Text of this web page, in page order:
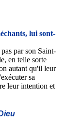
lui sont-
par son Saint-
en telle sorte
autant qu'il leur
sa
leur intention et